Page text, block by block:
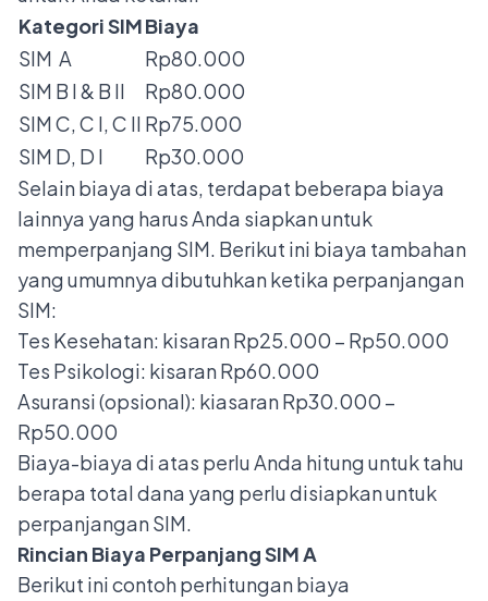
Kategori SIMBiaya
SIM A
Rp80.000
SIM B I & B II
Rp80.000
SIM C, C I, C II Rp75.000
SIM D, D I
Rp30.000
Selain biaya di atas, terdapat beberapa biaya
lainnya yang harus Anda siapkan untuk
memperpanjang SIM. Berikut ini biaya tambahan
yang umumnya dibutuhkan ketika perpanjangan
SIM:
Tes Kesehatan: kisaran Rp25.000 – Rp50.000
Tes Psikologi: kisaran Rp60.000
Asuransi (opsional): kiasaran Rp30.000 –
Rp50.000
Biaya-biaya di atas perlu Anda hitung untuk tahu
berapa total dana yang perlu disiapkan untuk
perpanjangan SIM.
Rincian Biaya Perpanjang SIM A
Berikut ini contoh perhitungan biaya